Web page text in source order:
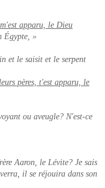
apparu, le Dieu
Égypte, »
et le saisit et le serpent
pères, t'est apparu, le
ou aveugle? N'est-ce
Aaron, le Lévite? Je sais
il se réjouira dans son